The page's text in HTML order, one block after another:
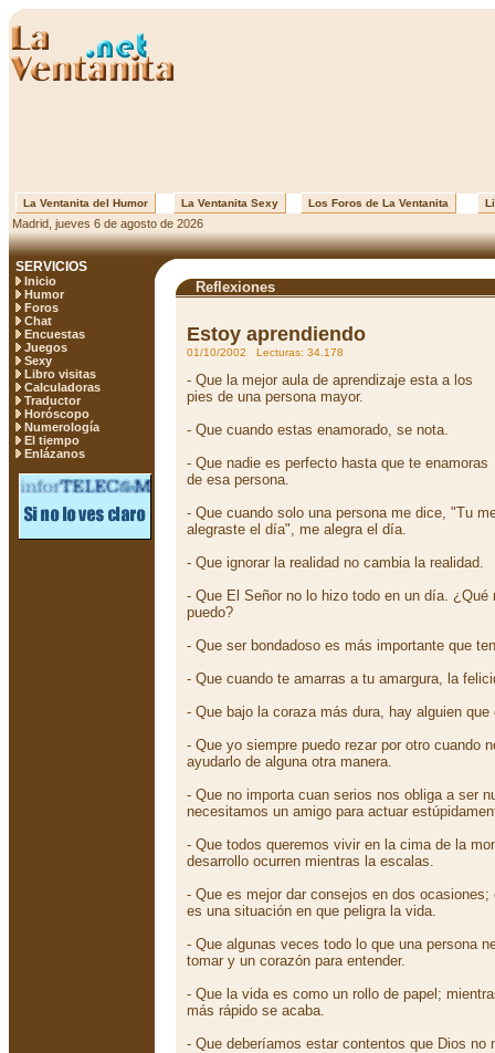
La Ventanita del Humor La Ventanita Sexy Los Foros de La Ventanita
Madrid, jueves 6 de agosto de 2026
SERVICIOS
Inicio
Humor
Foros
Chat
Encuestas
Juegos
Sexy
Libro visitas
Calculadoras
Traductor
Horóscopo
Numerología
El tiempo
Enlázanos
Reflexiones
Estoy aprendiendo
01/10/2002 Lecturas: 34.178
- Que la mejor aula de aprendizaje esta a los
pies de una persona mayor.
- Que cuando estas enamorado, se nota.
- Que nadie es perfecto hasta que te enamoras
de esa persona.
- Que cuando solo una persona me dice, "Tu
alegraste el día", me alegra el día.
- Que ignorar la realidad no cambia la realidad.
- Que El Señor no lo hizo todo en un día. ¿Qué
puedo?
- Que ser bondadoso es más importante que
- Que cuando te amarras a tu amargura, la
- Que bajo la coraza más dura, hay alguien
- Que yo siempre puedo rezar por otro cuando
ayudarlo de alguna otra manera.
- Que no importa cuan serios nos obliga a ser
necesitamos un amigo para actuar
- Que todos queremos vivir en la cima de la
desarrollo ocurren mientras la escalas.
- Que es mejor dar consejos en dos
es una situación en que peligra la vida.
- Que algunas veces todo lo que una persona
tomar y un corazón para entender.
- Que la vida es como un rollo de papel;
más rápido se acaba.
- Que deberíamos estar contentos que Dios no